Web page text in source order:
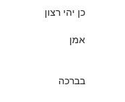
כן יהי רצון
אמן
בברכה